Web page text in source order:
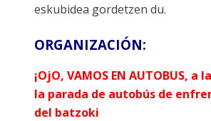
eskubidea gordetzen du.
ORGANIZACIÓN:
¡OjO, VAMOS EN AUTOBUS, a
la parada de autobús de
del batzoki